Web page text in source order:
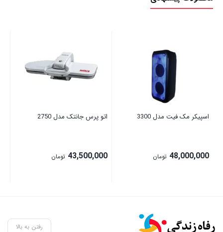
اسپیکر مک فیت مدل 3300
48,000,000 تومان
اتو پرس جانتک مدل 2750
43,500,000 تومان
رفتن به بالا